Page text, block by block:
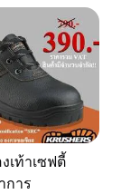
เท้าเซฟตี้
การ